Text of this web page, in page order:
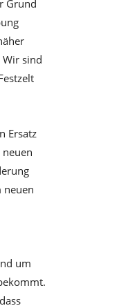
Grund
sind
Ersatz
neuen
um